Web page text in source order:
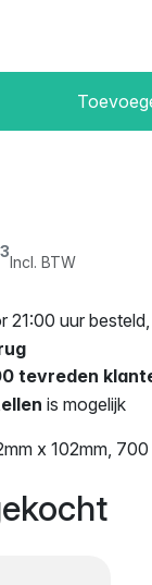
Incl. BTW
21:00 uur besteld,
tevreden
is mogelijk
x 102mm,